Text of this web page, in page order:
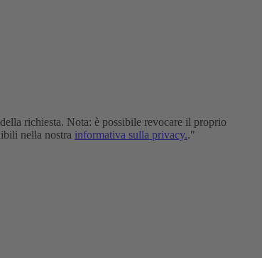
richiesta. Nota: è possibile revocare il proprio
nella nostra informativa sulla privacy.."